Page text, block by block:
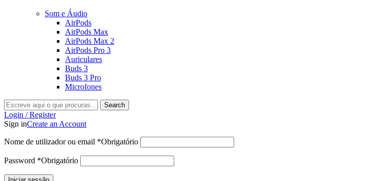
Som e Áudio
AirPods
AirPods Max
AirPods Max 2
AirPods Pro 3
Auriculares
Buds 3
Buds 3 Pro
Microfones
Search
Login / Register
Sign inCreate an Account
Nome de utilizador ou email *Obrigatório
Password *Obrigatório